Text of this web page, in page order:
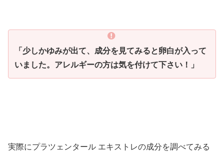
「少しかゆみが出て、成分を見てみると卵白が入って
いました。アレルギーの方は気を付けて下さい！」
実際にプラツェンタール エキストレの成分を調べてみる